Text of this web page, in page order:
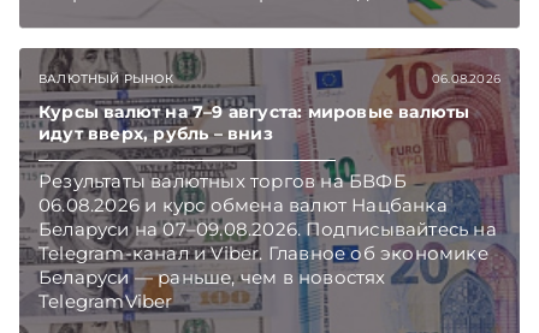
инвестиций в эксплуатацию и его выхода на
Telegram‑канал и Viber. Главное об экономике
Беларуси — раньше, чем в новостях
TelegramViber
ВАЛЮТНЫЙ РЫНОК 06.08.2026
Курсы валют на 7–9 августа: мировые валюты
идут вверх, рубль – вниз
Результаты валютных торгов на БВФБ
06.08.2026 и курс обмена валют Нацбанка
Беларуси на 07–09.08.2026. Подписывайтесь на
Telegram‑канал и Viber. Главное об экономике
Беларуси — раньше, чем в новостях
TelegramViber